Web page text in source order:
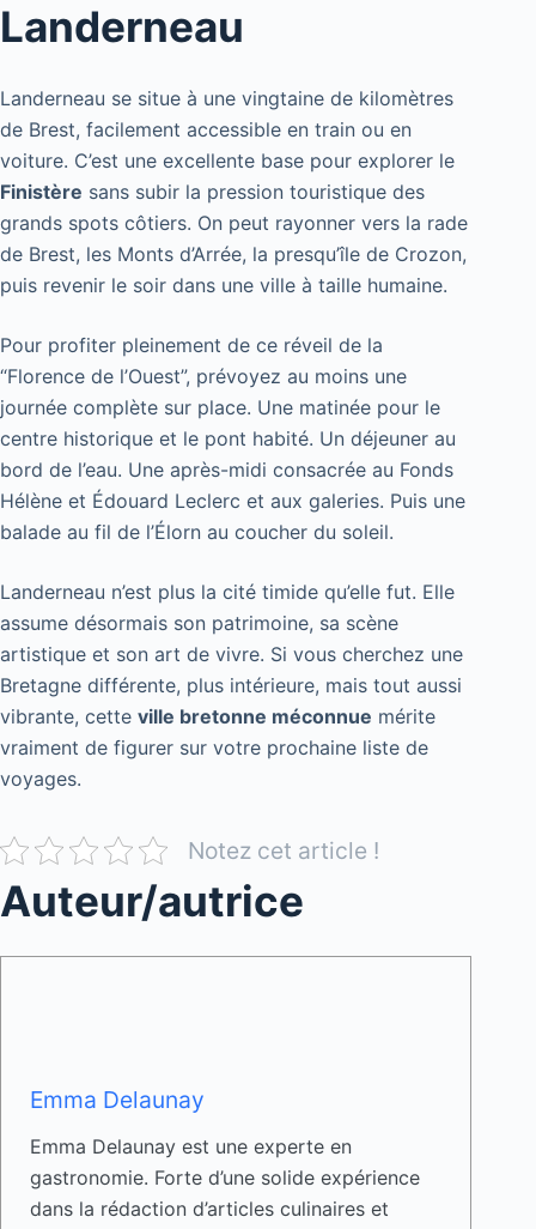
Landerneau
Landerneau se situe à une vingtaine de kilomètres
de Brest, facilement accessible en train ou en
voiture. C’est une excellente base pour explorer le
Finistère sans subir la pression touristique des
grands spots côtiers. On peut rayonner vers la rade
de Brest, les Monts d’Arrée, la presqu’île de Crozon,
puis revenir le soir dans une ville à taille humaine.
Pour profiter pleinement de ce réveil de la
“Florence de l’Ouest”, prévoyez au moins une
journée complète sur place. Une matinée pour le
centre historique et le pont habité. Un déjeuner au
bord de l’eau. Une après-midi consacrée au Fonds
Hélène et Édouard Leclerc et aux galeries. Puis une
balade au fil de l’Élorn au coucher du soleil.
Landerneau n’est plus la cité timide qu’elle fut. Elle
assume désormais son patrimoine, sa scène
artistique et son art de vivre. Si vous cherchez une
Bretagne différente, plus intérieure, mais tout aussi
vibrante, cette ville bretonne méconnue mérite
vraiment de figurer sur votre prochaine liste de
voyages.
Notez cet article !
Auteur/autrice
Emma Delaunay
Emma Delaunay est une experte en
gastronomie. Forte d’une solide expérience
dans la rédaction d’articles culinaires et